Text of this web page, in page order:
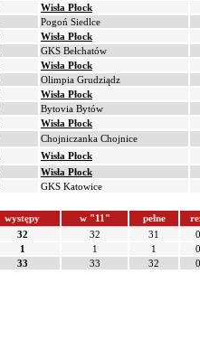
Wisła Płock
Pogoń Siedlce
Wisła Płock
GKS Bełchatów
Wisła Płock
Olimpia Grudziądz
Wisła Płock
Bytovia Bytów
Wisła Płock
Chojniczanka Chojnice
Wisła Płock
Wisła Płock
GKS Katowice
występy w "11" pełne
32 32 31
0
1 1 1
0
33 33 32 0